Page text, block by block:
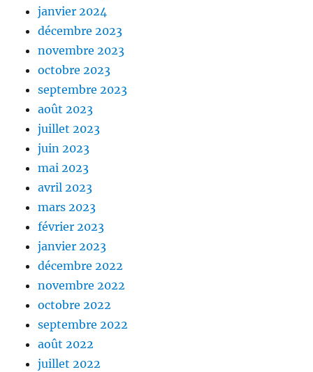
janvier 2024
décembre 2023
novembre 2023
octobre 2023
septembre 2023
août 2023
juillet 2023
juin 2023
mai 2023
avril 2023
mars 2023
février 2023
janvier 2023
décembre 2022
novembre 2022
octobre 2022
septembre 2022
août 2022
juillet 2022